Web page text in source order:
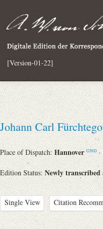
[Version-01-22]
Johann Carl
Place of Dispatch: Hannover GND
Edition Status: Newly
Single View Citation